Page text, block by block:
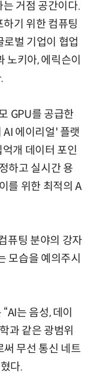
거점 공간이다.
기 위한 컴퓨팅
벌 기업이 협업
노키아, 에릭슨이
GPU를 공급한
에이리얼' 플랫
개 데이터 포인
하고 실시간 용
를 위한 최적의 A
퓨팅 분야의 강자
모습을 예의주시
는 음성, 데이
과 같은 광범위
무선 통신 네트
다.